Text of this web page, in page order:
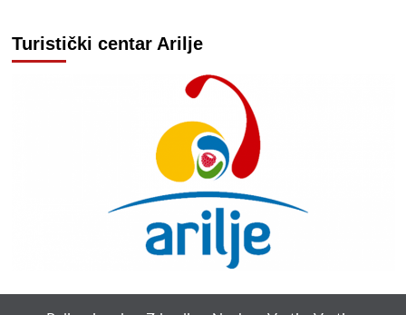
Turistički centar Arilje